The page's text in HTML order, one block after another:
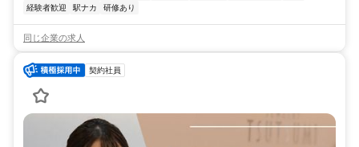
経験者歓迎
駅ナカ 研修あり
同じ企業の求人
契約社員